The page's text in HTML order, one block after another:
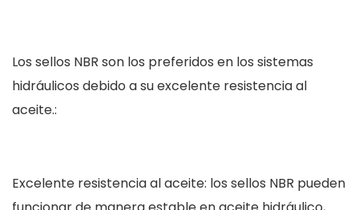
Los sellos NBR son los preferidos en los sistemas
hidráulicos debido a su excelente resistencia al
aceite.:
Excelente resistencia al aceite: los sellos NBR pueden